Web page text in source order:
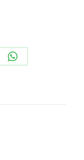
Partager